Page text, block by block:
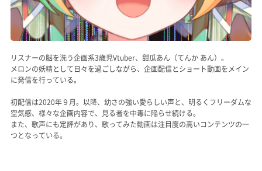
muevoクラウドファンディング
muevoコミュニティ
ぶいクラ！by muevo
FUKAKACHI+
Follow us
リスナーの脳を洗う企画系3歳児Vtuber、甜瓜あん（てんか あん）。
メロンの妖精として日々を過ごしながら、企画配信とショート動画をメイン
に発信を行っている。
初配信は2020年９月。以降、幼さの強い愛らしい声と、明るくフリーダムな
空気感、様々な企画内容で、見る者を中毒に陥らせ続ける。
また、歌声にも定評があり、歌ってみた動画は注目度の高いコンテンツの一
つとなっている。